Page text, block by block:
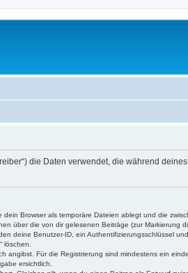
die Daten verwendet, die während
Browser als temporäre Dateien ablegt und die
über die von dir gelesenen Beiträge (zur Markierung
deine Benutzer-ID, ein Authentifizierungsschlüssel
löschen.
Für die Registrierung sind mindestens ein
ersichtlich.